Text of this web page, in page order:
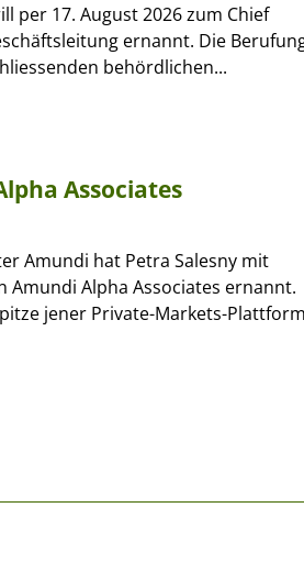
per 17. August 2026 zum Chief
ernannt. Die
behördlichen...
Associates
Amundi hat Petra Salesny mit
Amundi Alpha Associates ernannt.
jener Private-Markets-